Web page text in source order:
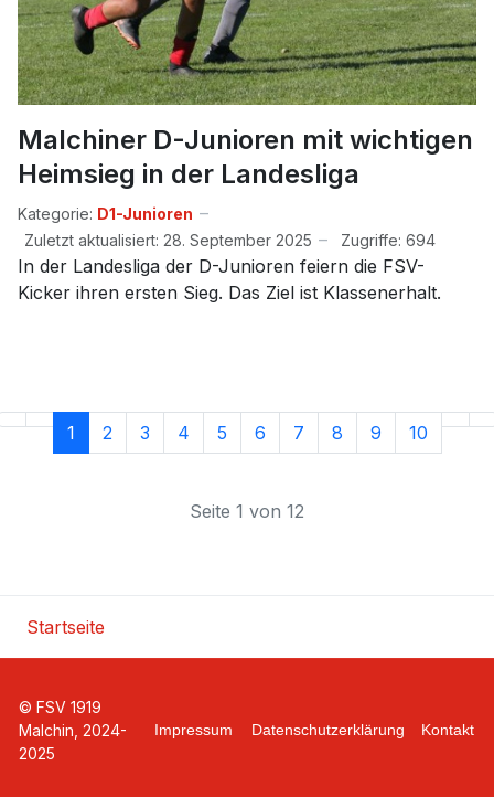
Malchiner D-Junioren mit wichtigen
Heimsieg in der Landesliga
Kategorie: D1-Junioren
Zuletzt aktualisiert: 28. September 2025
Zugriffe: 694
In der Landesliga der D-Junioren feiern die FSV-
Kicker ihren ersten Sieg. Das Ziel ist Klassenerhalt.
1 2 3 4 5 6 7 8 9 10
Seite 1 von 12
Startseite
© FSV 1919
Malchin, 2024-
2025
Impressum Datenschutzerklärung Kontakt